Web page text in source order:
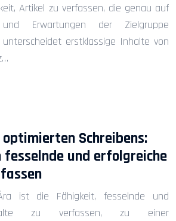
Artikel zu verfassen, die genau auf
Erwartungen der Zielgruppe
erstklassige Inhalte von
Schreibens:
fesselnde und erfolgreiche
ist die Fähigkeit, fesselnde und
zu verfassen, zu einer